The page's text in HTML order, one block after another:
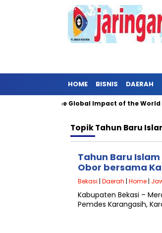
HOME BISNIS DAERAH
Soccer: The Global Impact of the World Cup
TopikTahun Baru
Tahun Baru
Obor bersama
Bekasi | Daerah | Home |
Kabupaten Bekasi –
Pemdes Karangasih,